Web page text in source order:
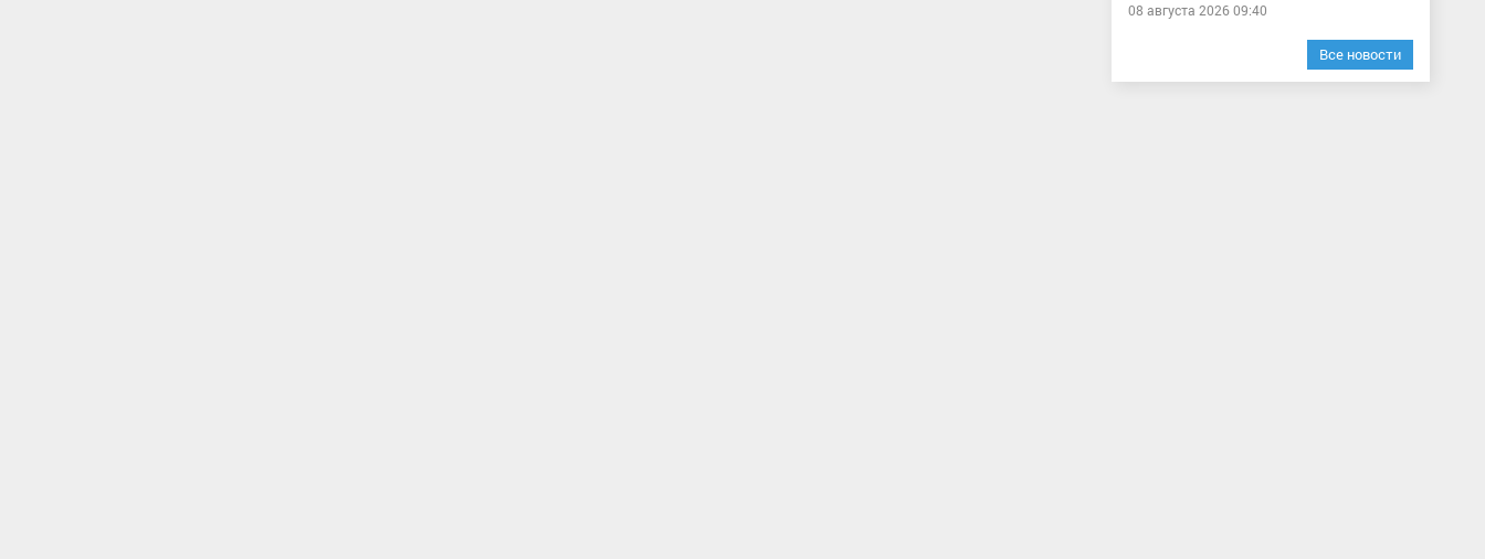
08 августа 2026 09:40
Все новости